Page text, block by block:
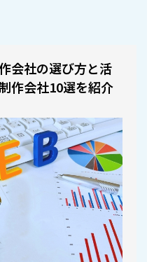
会社の選び方と活
作会社10選を紹介